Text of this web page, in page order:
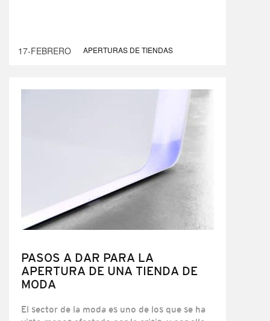
17-FEBRERO APERTURAS DE TIENDAS
PASOS A DAR PARA LA
APERTURA DE UNA TIENDA DE
MODA
El sector de la moda es uno de los que se ha